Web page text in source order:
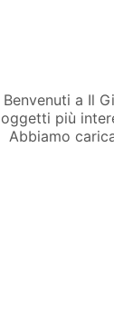
Benvenuti a Il
oggetti più
Abbiamo